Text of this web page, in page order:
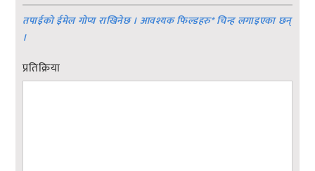
तपाईको ईमेल गोप्य राखिनेछ । आवश्यक फिल्डहरु*चिन्ह लगाइएका छन्
।
प्रतिक्रिया